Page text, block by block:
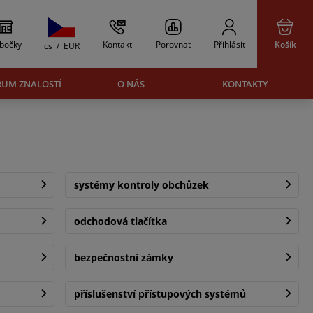
cs / EUR Kontakt Porovnat Přihlásit Košík
ZNALOSTÍ O NÁS KONTAKTY
systémy kontroly obchůzek
odchodová tlačítka
bezpečnostní zámky
příslušenství přístupových systémů